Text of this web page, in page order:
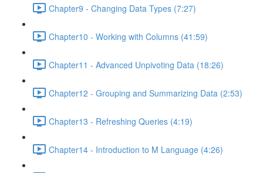
Chapter9 - Changing Data Types (7:27)
Chapter10 - Working with Columns (41:59)
Chapter11 - Advanced Unpivoting Data (18:26)
Chapter12 - Grouping and Summarizing Data (2:53)
Chapter13 - Refreshing Queries (4:19)
Chapter14 - Introduction to M Language (4:26)